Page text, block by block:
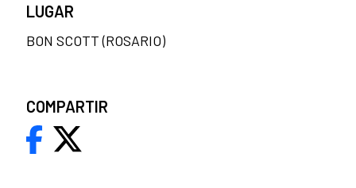
LUGAR
BON SCOTT (ROSARIO)
COMPARTIR